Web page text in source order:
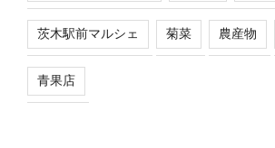
茨木駅前マルシェ 菊菜 農産物
青果店